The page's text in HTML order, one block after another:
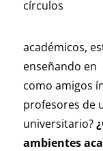
círculos
académicos,
enseñando en
como amigos
profesores de
universitario?
ambientes